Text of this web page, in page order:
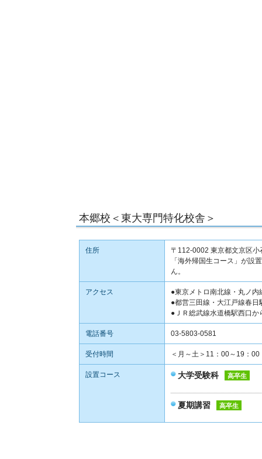
本郷校＜東大専門特化校舎＞
住所
〒112-0002 東京都文京区
「海外帰国生コース」が設
ん。
アクセス
●東京メトロ南北線・丸ノ
●都営三田線・大江戸線春
●ＪＲ総武線水道橋駅西口か
電話番号 03-5803-0581
受付時間 ＜月～土＞11：00～19：
設置コース 大学受験科 高卒生
夏期講習 高卒生